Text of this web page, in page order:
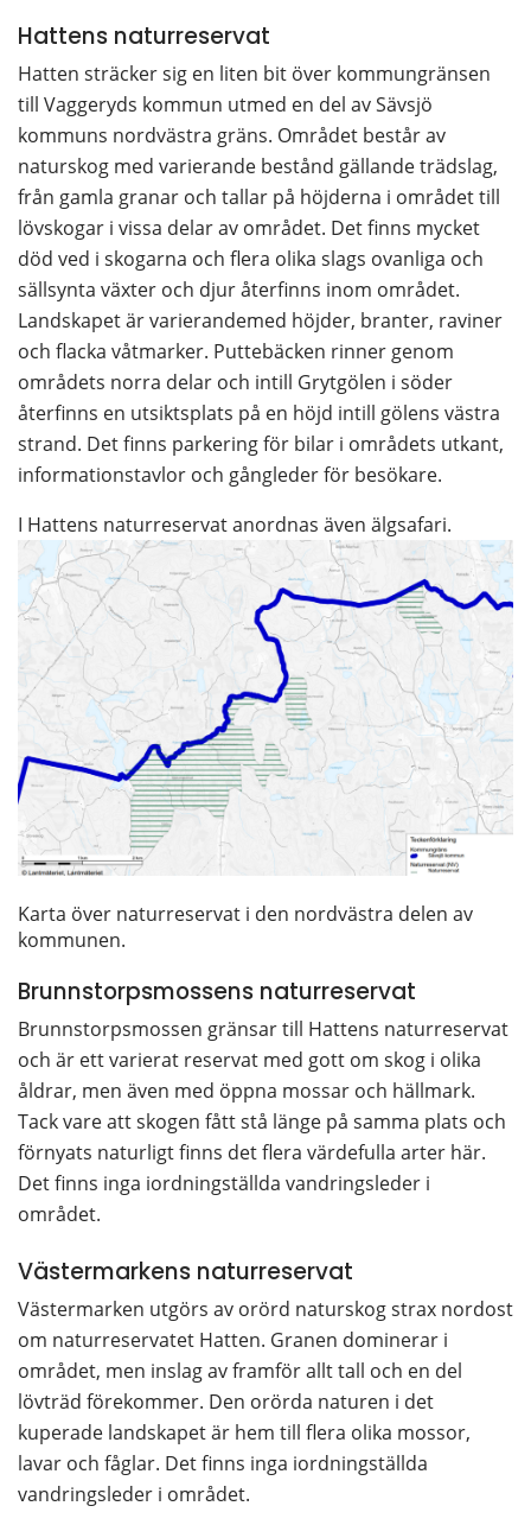
Hattens naturreservat
Hatten sträcker sig en liten bit över kommungränsen
till Vaggeryds kommun utmed en del av Sävsjö
kommuns nordvästra gräns. Området består av
naturskog med varierande bestånd gällande trädslag,
från gamla granar och tallar på höjderna i området till
lövskogar i vissa delar av området. Det finns mycket
död ved i skogarna och flera olika slags ovanliga och
sällsynta växter och djur återfinns inom området.
Landskapet är varierandemed höjder, branter, raviner
och flacka våtmarker. Puttebäcken rinner genom
områdets norra delar och intill Grytgölen i söder
återfinns en utsiktsplats på en höjd intill gölens västra
strand. Det finns parkering för bilar i områdets utkant,
informationstavlor och gångleder för besökare.
I Hattens naturreservat anordnas även älgsafari.
Karta över naturreservat i den nordvästra delen av
kommunen.
Brunnstorpsmossens naturreservat
Brunnstorpsmossen gränsar till Hattens naturreservat
och är ett varierat reservat med gott om skog i olika
åldrar, men även med öppna mossar och hällmark.
Tack vare att skogen fått stå länge på samma plats och
förnyats naturligt finns det flera värdefulla arter här.
Det finns inga iordningställda vandringsleder i
området.
Västermarkens naturreservat
Västermarken utgörs av orörd naturskog strax nordost
om naturreservatet Hatten. Granen dominerar i
området, men inslag av framför allt tall och en del
lövträd förekommer. Den orörda naturen i det
kuperade landskapet är hem till flera olika mossor,
lavar och fåglar. Det finns inga iordningställda
vandringsleder i området.